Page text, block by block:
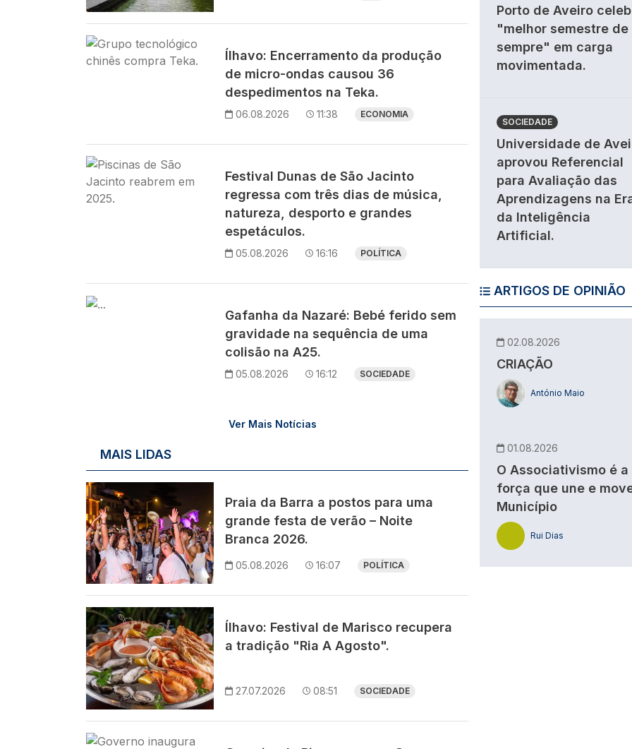
Imagem
Ílhavo: Encerramento da produção
de micro-ondas causou 36
despedimentos na Teka.
06.08.2026 11:38 ECONOMIA
Imagem
Festival Dunas de São Jacinto
regressa com três dias de música,
natureza, desporto e grandes
espetáculos.
05.08.2026 16:16 POLÍTICA
Imagem
Gafanha da Nazaré: Bebé ferido sem
gravidade na sequência de uma
colisão na A25.
05.08.2026 16:12 SOCIEDADE
Ver Mais Notícias
MAIS LIDAS
Imagem
Praia da Barra a postos para uma
grande festa de verão – Noite
Branca 2026.
05.08.2026 16:07 POLÍTICA
Imagem
Ílhavo: Festival de Marisco recupera
a tradição "Ria A Agosto".
27.07.2026 08:51 SOCIEDADE
Imagem
Porto de Aveiro
"melhor semestre de
sempre" em carga
movimentada.
SOCIEDADE
Universidade de
aprovou Referencial
para Avaliação das
Aprendizagens na
da Inteligência
Artificial.
ARTIGOS DE OPINIÃO
02.08.2026
CRIAÇÃO
António Maio
01.08.2026
O Associativismo é a
força que une e
Município
Rui Dias